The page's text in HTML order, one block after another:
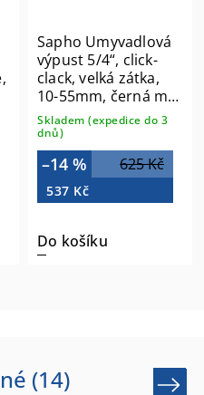
Sapho Umyvadlová
výpust 5/4“, click-
clack, velká zátka,
10-55mm, černá mat
CV1002B
Skladem (expedice do 3
dnů)
625 Kč
–14 %
537 Kč
Do košíku
(14) Next